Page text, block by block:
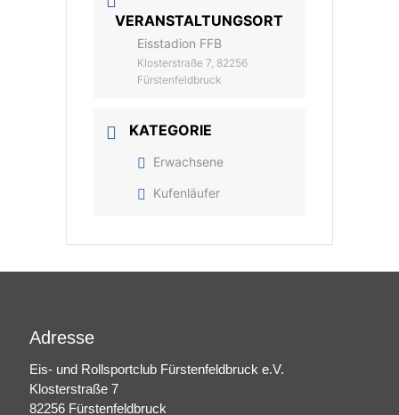
VERANSTALTUNGSORT
Eisstadion FFB
Klosterstraße 7, 82256
Fürstenfeldbruck
KATEGORIE
Erwachsene
Kufenläufer
Adresse
Eis- und Rollsportclub Fürstenfeldbruck e.V.
Klosterstraße 7
82256 Fürstenfeldbruck